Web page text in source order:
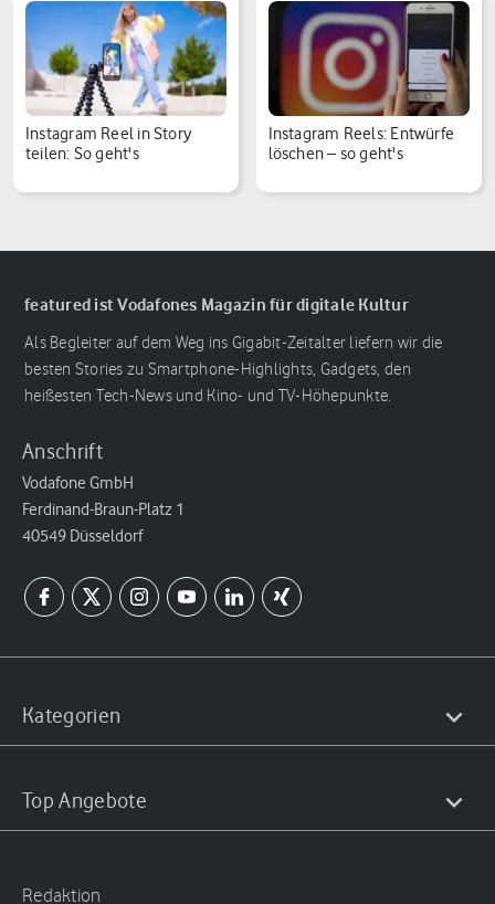
Instagram Reel in Story
teilen: So geht's
Instagram Reels: Entwürfe
löschen – so geht's
featured ist Vodafones Magazin für digitale Kultur
Als Begleiter auf dem Weg ins Gigabit-Zeitalter liefern wir die
besten Stories zu Smartphone-Highlights, Gadgets, den
heißesten Tech-News und Kino- und TV-Höhepunkte.
Anschrift
Vodafone GmbH
Ferdinand-Braun-Platz 1
40549 Düsseldorf
Kategorien
Top Angebote
Redaktion